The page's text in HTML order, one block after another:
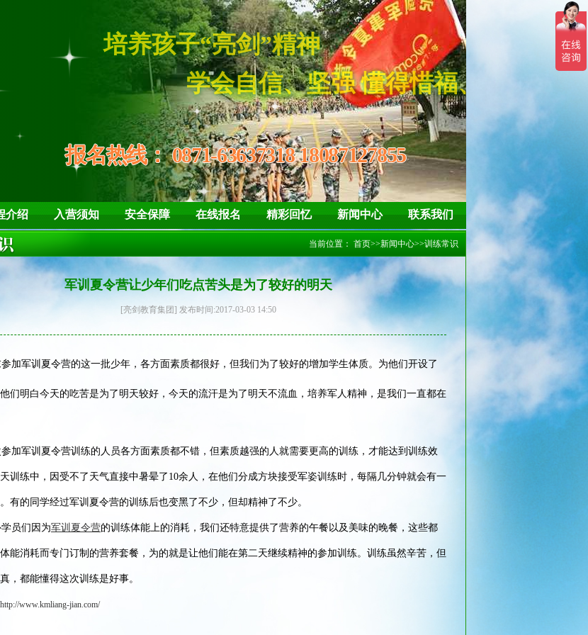
培养孩子“亮剑”精神
学会自信、坚强 懂得惜福、感恩
报名热线：0871-63637318 18087127855
介绍 入营须知 安全保障 在线报名 精彩回忆 新闻中心 联系我们
当前位置： 首页>>新闻中心>>训练常识
军训夏令营让少年们吃点苦头是为了较好的明天
[亮剑教育集团] 发布时间:2017-03-03 14:50
加军训夏令营的这一批少年，各方面素质都很好，但我们为了较好的增加学生体质。为他们开设了
们明白今天的吃苦是为了明天较好，今天的流汗是为了明天不流血，培养军人精神，是我们一直都在
加军训夏令营训练的人员各方面素质都不错，但素质越强的人就需要更高的训练，才能达到训练效
训练中，因受不了天气直接中暑晕了10余人，在他们分成方块接受军姿训练时，每隔几分钟就会有一
有的同学经过军训夏令营的训练后也变黑了不少，但却精神了不少。
员们因为军训夏令营的训练体能上的消耗，我们还特意提供了营养的午餐以及美味的晚餐，这些都
能消耗而专门订制的营养套餐，为的就是让他们能在第二天继续精神的参加训练。训练虽然辛苦，但
，都能懂得这次训练是好事。
http://www.kmliang-jian.com/